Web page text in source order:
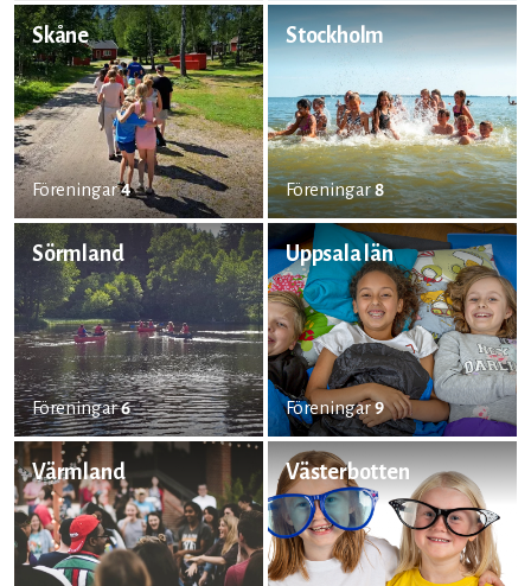
Skåne
Föreningar4
Stockholm
Föreningar8
Sörmland
Föreningar6
Uppsala län
Föreningar9
Värmland Västerbotten